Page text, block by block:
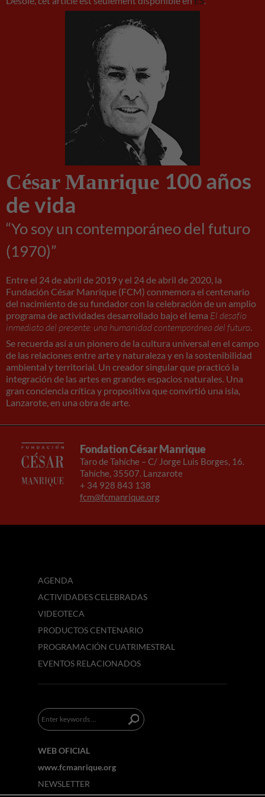
César Manrique 100 años
de vida
“Yo soy un contemporáneo del futuro
(1970)”
Entre el 24 de abril de 2019 y el 24 de abril de 2020, la
Fundación César Manrique (FCM) conmemora el centenario
del nacimiento de su fundador con la celebración de un amplio
programa de actividades desarrollado bajo el lema El desafío
inmediato del presente: una humanidad contemporánea del futuro.
Se recuerda así a un pionero de la cultura universal en el campo
de las relaciones entre arte y naturaleza y en la sostenibilidad
ambiental y territorial. Un creador singular que practicó la
integración de las artes en grandes espacios naturales. Una
gran conciencia crítica y propositiva que convirtió una isla,
Lanzarote, en una obra de arte.
Fondation César Manrique
Taro de Tahíche – C/ Jorge Luis Borges, 16.
Tahíche, 35507. Lanzarote
+ 34 928 843 138
fcm@fcmanrique.org
AGENDA
ACTIVIDADES CELEBRADAS
VIDEOTECA
PRODUCTOS CENTENARIO
PROGRAMACIÓN CUATRIMESTRAL
EVENTOS RELACIONADOS
WEB OFICIAL
www.fcmanrique.org
NEWSLETTER